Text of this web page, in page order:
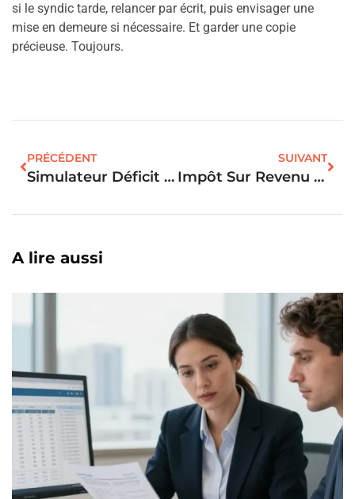
si le syndic tarde, relancer par écrit, puis envisager une
mise en demeure si nécessaire. Et garder une copie
précieuse. Toujours.
PRÉCÉDENT
Simulateur Déficit Foncier : Le Calcul Permet-Il D’estimer Vos Économies D’impôt ?
SUIVANT
Impôt Sur Revenu Locatif : Le Calcul Et L’optimisation Fiscale ?
A lire aussi